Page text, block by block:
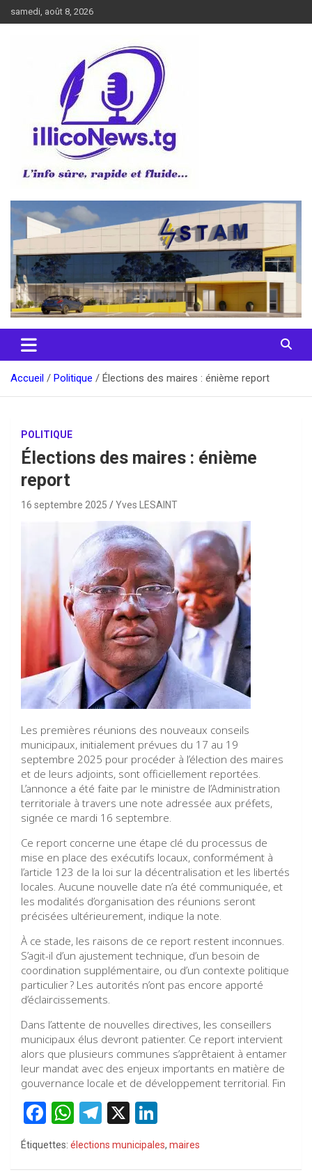
au
samedi, août 8, 2026
illiconews
Accueil Politique Élections des maires : énième report
POLITIQUE
Élections des maires : énième
report
16 septembre 2025 Yves LESAINT
Les premières réunions des nouveaux conseils
municipaux, initialement prévues du 17 au 19
septembre 2025 pour procéder à l’élection des maires
et de leurs adjoints, sont officiellement reportées.
L’annonce a été faite par le ministre de l’Administration
territoriale à travers une note adressée aux préfets,
signée ce mardi 16 septembre.
Ce report concerne une étape clé du processus de
mise en place des exécutifs locaux, conformément à
l’article 123 de la loi sur la décentralisation et les libertés
locales. Aucune nouvelle date n’a été communiquée, et
les modalités d’organisation des réunions seront
précisées ultérieurement, indique la note.
À ce stade, les raisons de ce report restent inconnues.
S’agit-il d’un ajustement technique, d’un besoin de
coordination supplémentaire, ou d’un contexte politique
particulier ? Les autorités n’ont pas encore apporté
d’éclaircissements.
Dans l’attente de nouvelles directives, les conseillers
municipaux élus devront patienter. Ce report intervient
alors que plusieurs communes s’apprêtaient à entamer
leur mandat avec des enjeux importants en matière de
gouvernance locale et de développement territorial. Fin
F
a
W
h
T
X
ke
Étiquettes: élections municipales, maires